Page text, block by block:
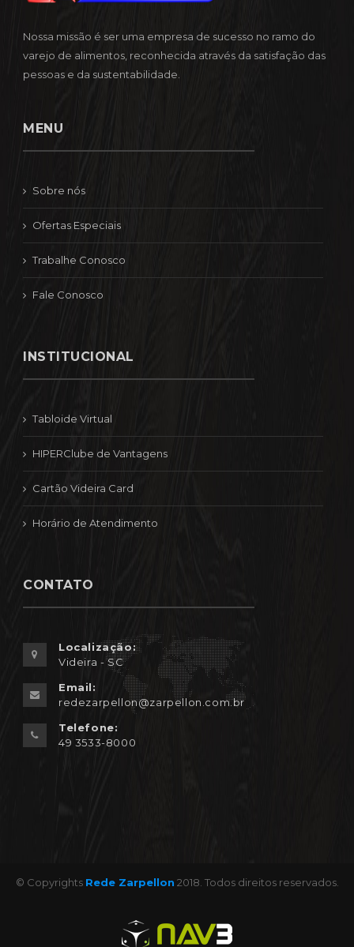
Nossa missão é ser uma empresa de sucesso no ramo do
varejo de alimentos, reconhecida através da satisfação das
pessoas e da sustentabilidade.
MENU
Sobre nós
Ofertas Especiais
Trabalhe Conosco
Fale Conosco
INSTITUCIONAL
Tabloide Virtual
HIPERClube de Vantagens
Cartão Videira Card
Horário de Atendimento
CONTATO
Localização:
Videira - SC
Email:
redezarpellon@zarpellon.com.br
Telefone:
49 3533-8000
© Copyrights Rede Zarpellon 2018. Todos direitos reservados.